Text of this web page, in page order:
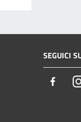
SEGUICI